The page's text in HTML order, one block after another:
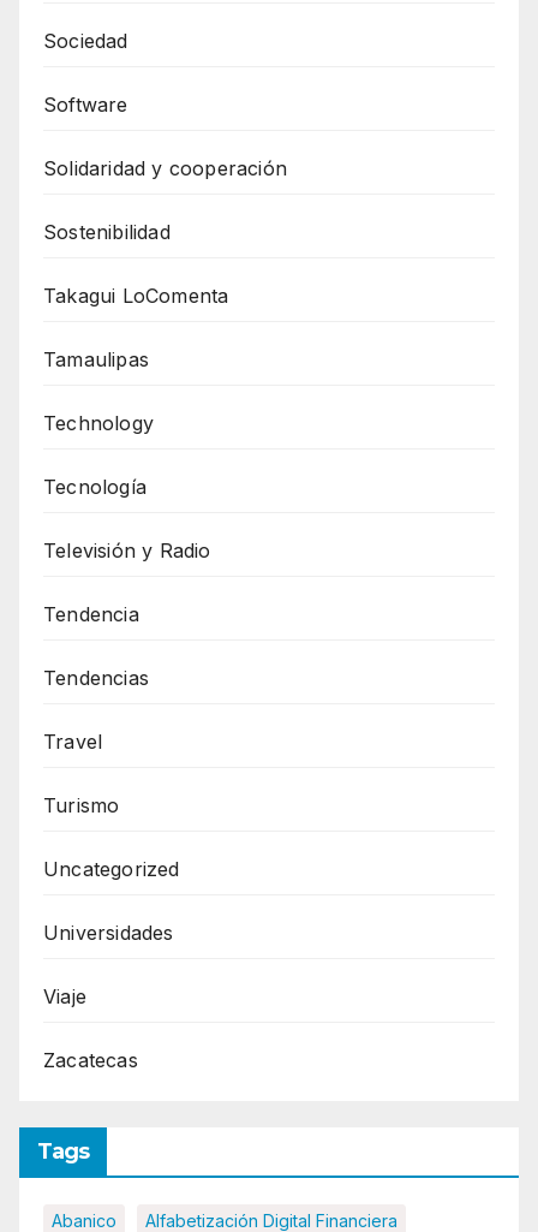
Sociedad
Software
Solidaridad y cooperación
Sostenibilidad
Takagui LoComenta
Tamaulipas
Technology
Tecnología
Televisión y Radio
Tendencia
Tendencias
Travel
Turismo
Uncategorized
Universidades
Viaje
Zacatecas
Tags
Abanico Alfabetización Digital Financiera